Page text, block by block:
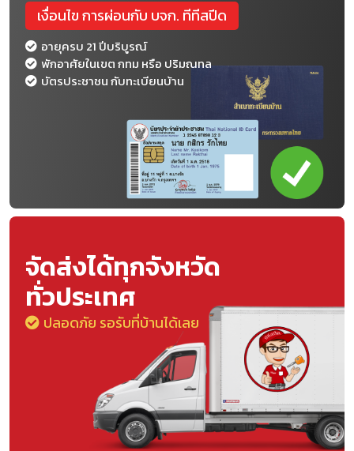
เงื่อนไข การผ่อนกับ บจก. ทีทีสปีด
อายุครบ 21 ปีบริบูรณ์
พักอาศัยในเขต กทม หรือ ปริมณทล
บัตรประชาชน กับทะเบียนบ้าน
จัดส่งได้ทุกจังหวัด
ทั่วประเทศ
ปลอดภัย รอรับที่บ้านได้เลย